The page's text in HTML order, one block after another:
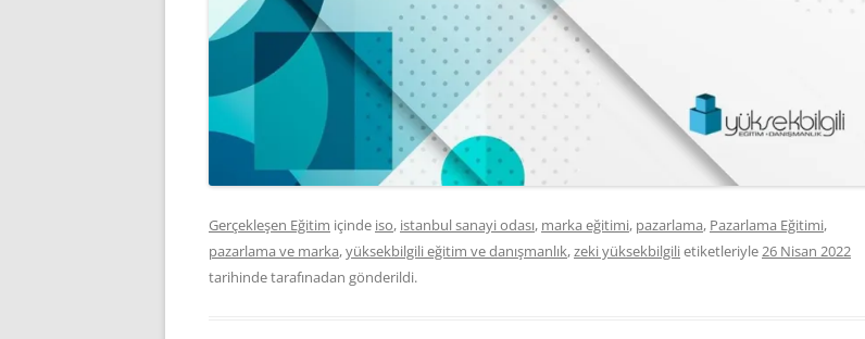
Gerçekleşen Eğitim içinde iso, istanbul sanayi odası, marka eğitimi, pazarlama, Pazarlama Eğitimi,
pazarlama ve marka,yüksekbilgili eğitim ve danışmanlık,zeki yüksekbilgilietiketleriyle26 Nisan 2022
tarihindetarafınadan gönderildi.